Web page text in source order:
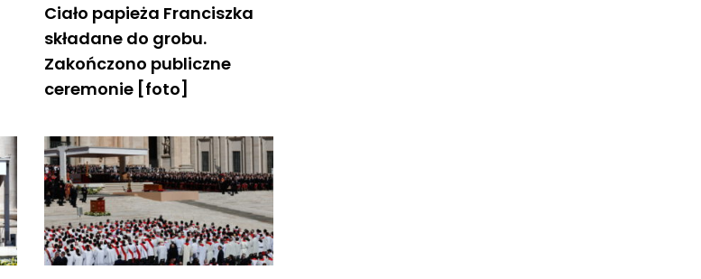
Ciało papieża Franciszka
składane do grobu.
Zakończono publiczne
ceremonie [foto]